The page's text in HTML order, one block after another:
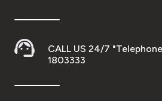
CALL US 24/7
1803333